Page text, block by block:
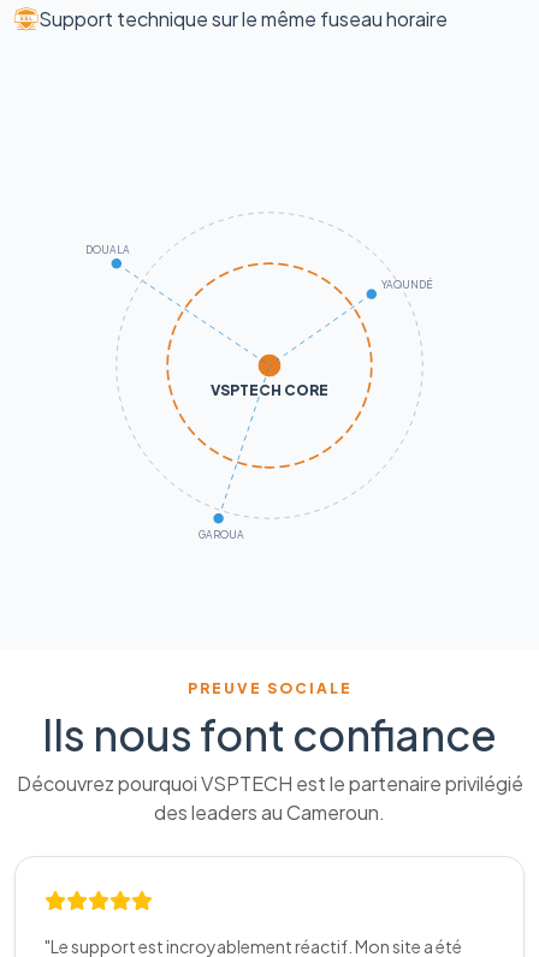
Support technique sur le même fuseau horaire
VSPTECH CORE
DOUALA
YAOUNDÉ
GAROUA
PREUVE SOCIALE
Ils nous font confiance
Découvrez pourquoi VSPTECH est le partenaire privilégié
des leaders au Cameroun.
"Le support est incroyablement réactif. Mon site a été